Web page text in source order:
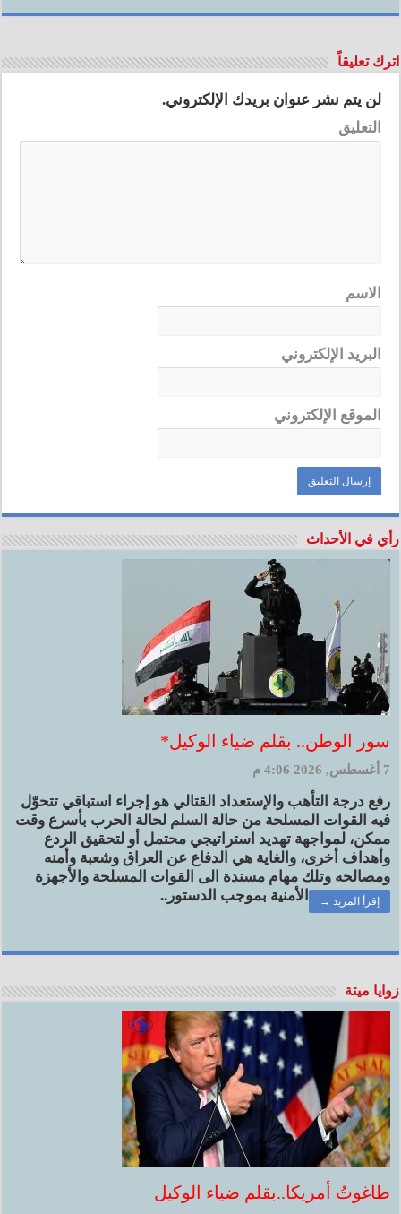
اترك تعليقاً
لن يتم نشر عنوان بريدك الإلكتروني.
التعليق
الاسم
البريد الإلكتروني
الموقع الإلكتروني
رأي في الأحداث
سور الوطن.. بقلم ضياء الوكيل*
7 أغسطس, 2026 4:06 م
رفع درجة التأهب والإستعداد القتالي هو إجراء استباقي تتحوّل
فيه القوات المسلحة من حالة السلم لحالة الحرب بأسرع وقت
ممكن، لمواجهة تهديد استراتيجي محتمل أو لتحقيق الردع
وأهداف أخرى، والغاية هي الدفاع عن العراق وشعبة وأمنه
ومصالحه وتلك مهام مسندة الى القوات المسلحة والأجهزة
الأمنية بموجب الدستور..
إقرأ المزيد →
زوايا ميتة
طاغوتُ أمريكا..بقلم ضياء الوكيل